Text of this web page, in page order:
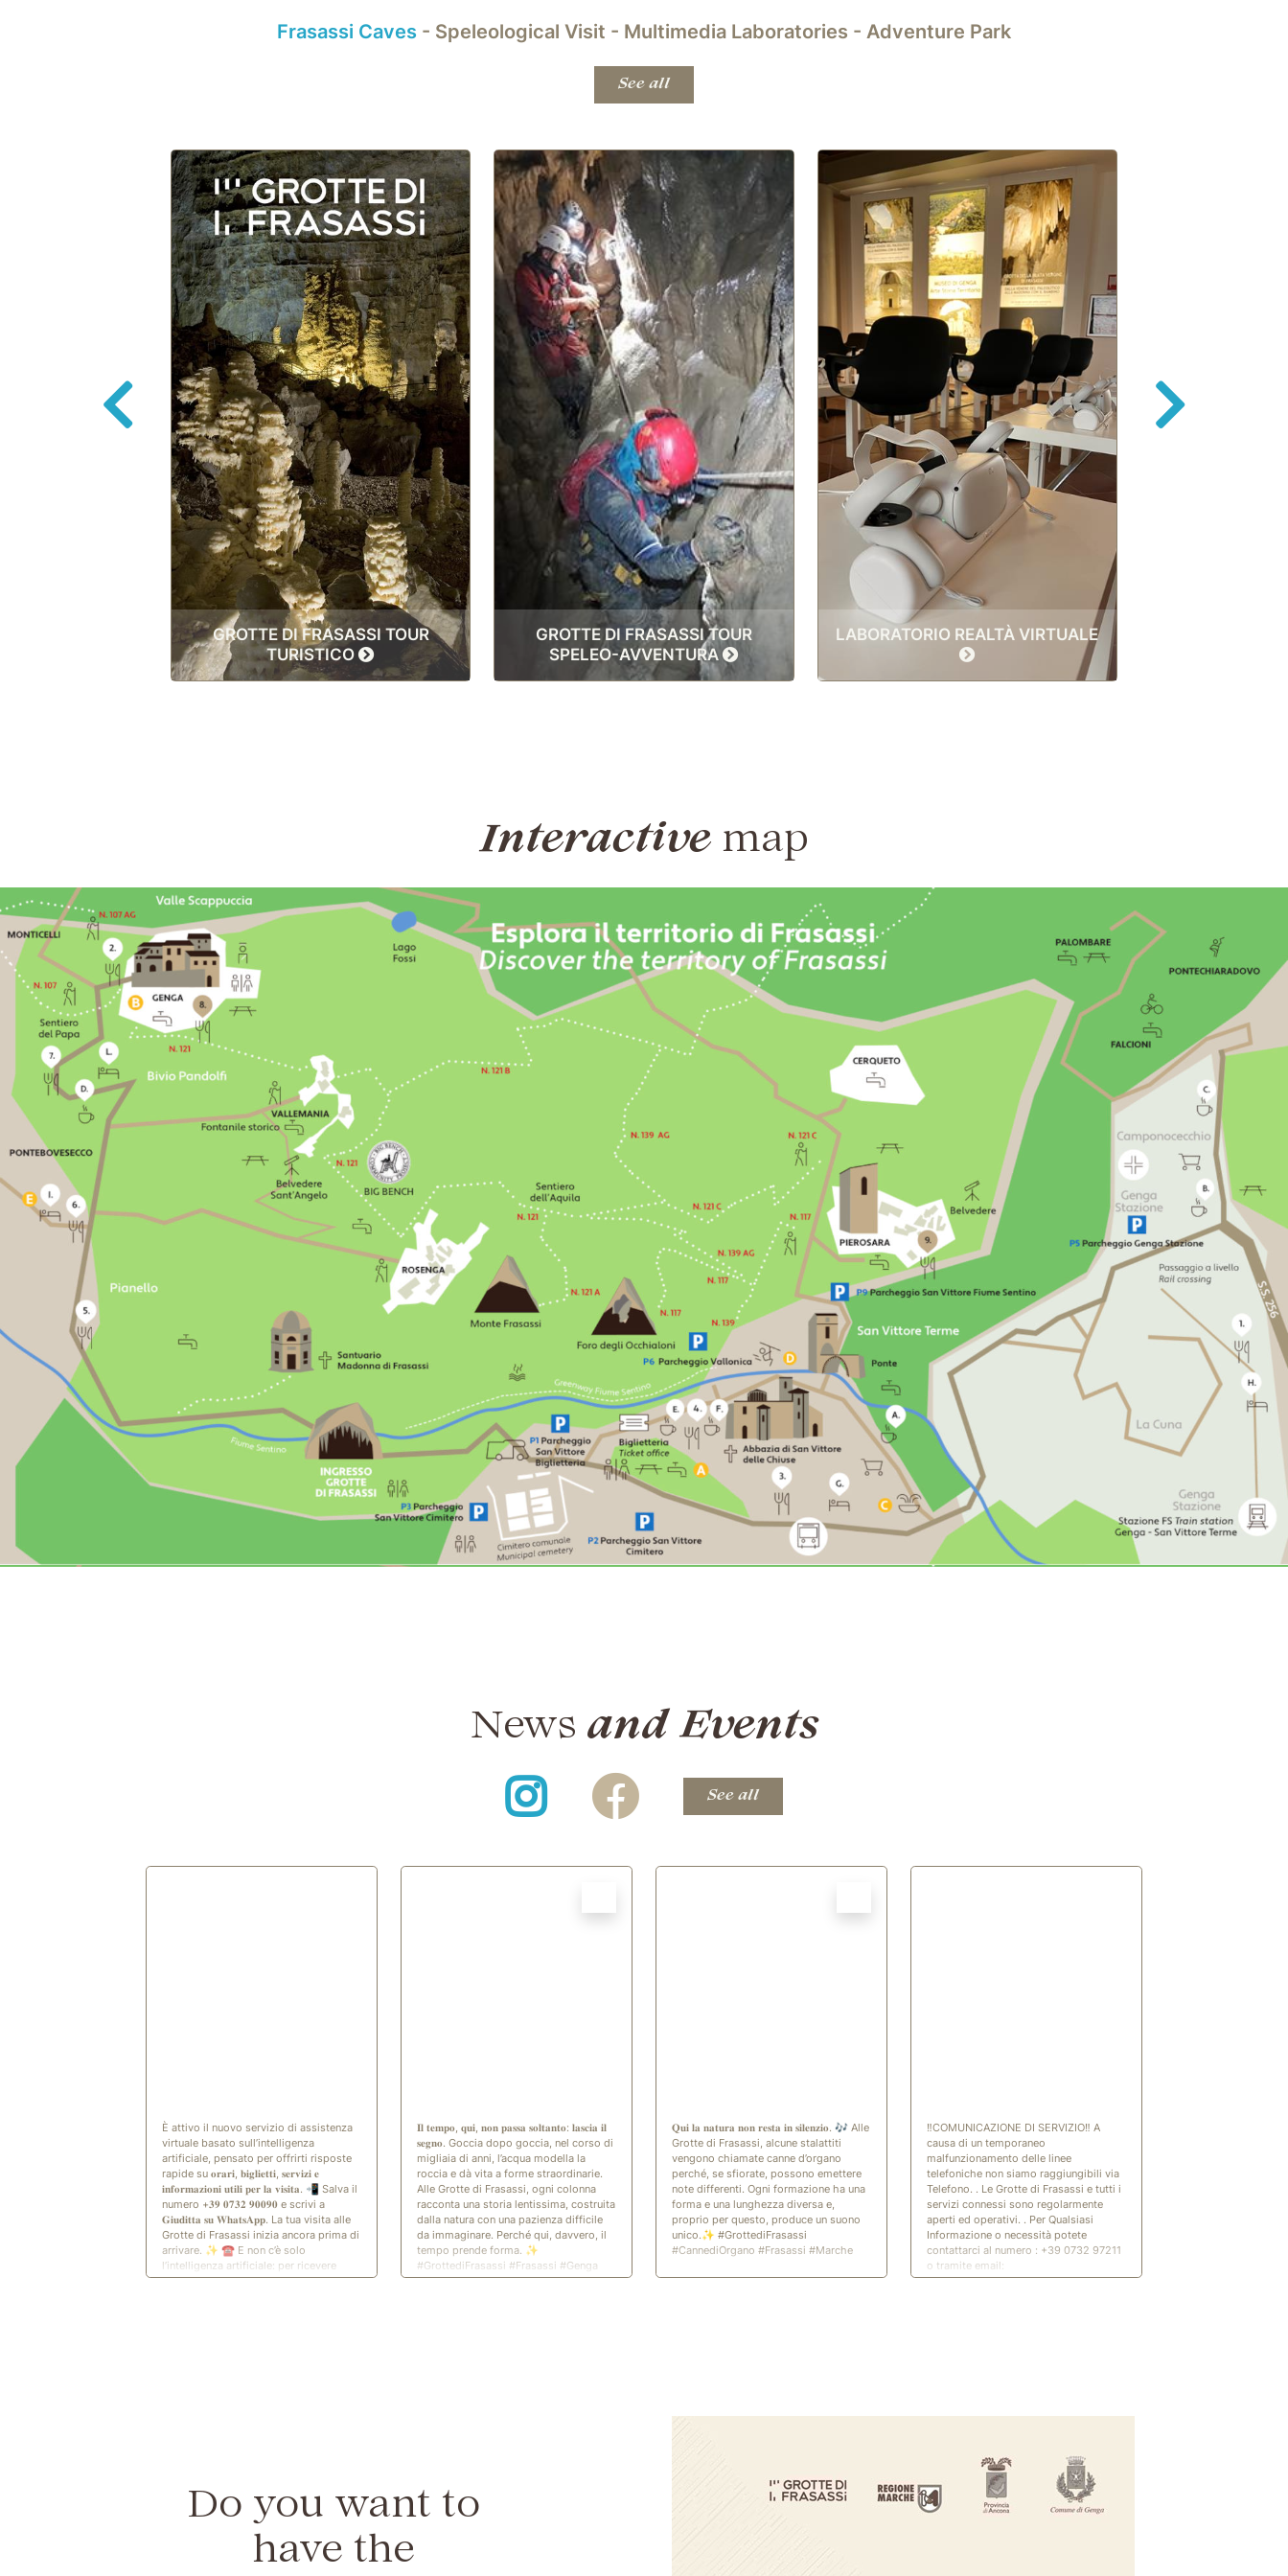
Frasassi Caves - Speleological Visit - Multimedia Laboratories - Adventure Park
See all
GROTTE DI FRASASSI TOUR
TURISTICO
GROTTE DI FRASASSI TOUR
SPELEO-AVVENTURA
LABORATORIO REALTÀ VIRTUALE
Interactivemap
News and Events
Instagram Facebook
See all
È attivo il nuovo servizio di assistenza
virtuale basato sull’intelligenza
artificiale, pensato per offrirti risposte
rapide su 𝐨𝐫𝐚𝐫𝐢, 𝐛𝐢𝐠𝐥𝐢𝐞𝐭𝐭𝐢, 𝐬𝐞𝐫𝐯𝐢𝐳𝐢 𝐞
𝐢𝐧𝐟𝐨𝐫𝐦𝐚𝐳𝐢𝐨𝐧𝐢 𝐮𝐭𝐢𝐥𝐢 𝐩𝐞𝐫 𝐥𝐚 𝐯𝐢𝐬𝐢𝐭𝐚. 📲 Salva il
numero +𝟑𝟗 𝟎𝟕𝟑𝟐 𝟗𝟎𝟎𝟗𝟎 e scrivi a
𝐆𝐢𝐮𝐝𝐢𝐭𝐭𝐚 𝐬𝐮 𝐖𝐡𝐚𝐭𝐬𝐀𝐩𝐩. La tua visita alle
Grotte di Frasassi inizia ancora prima di
arrivare. ✨ ☎️ E non c’è solo
l’intelligenza artificiale: per ricevere
supporto e parlare direttamente con il
(opening in new window)
𝐈𝐥 𝐭𝐞𝐦𝐩𝐨, 𝐪𝐮𝐢, 𝐧𝐨𝐧 𝐩𝐚𝐬𝐬𝐚 𝐬𝐨𝐥𝐭𝐚𝐧𝐭𝐨: 𝐥𝐚𝐬𝐜𝐢𝐚 𝐢𝐥
𝐬𝐞𝐠𝐧𝐨. Goccia dopo goccia, nel corso di
migliaia di anni, l’acqua modella la
roccia e dà vita a forme straordinarie.
Alle Grotte di Frasassi, ogni colonna
racconta una storia lentissima, costruita
dalla natura con una pazienza difficile
da immaginare. Perché qui, davvero, il
tempo prende forma. ✨
#GrottediFrasassi #Frasassi #Genga
#Marche
(opening in new window)
𝐐𝐮𝐢 𝐥𝐚 𝐧𝐚𝐭𝐮𝐫𝐚 𝐧𝐨𝐧 𝐫𝐞𝐬𝐭𝐚 𝐢𝐧 𝐬𝐢𝐥𝐞𝐧𝐳𝐢𝐨. 🎶 Alle
Grotte di Frasassi, alcune stalattiti
vengono chiamate canne d’organo
perché, se sfiorate, possono emettere
note differenti. Ogni formazione ha una
forma e una lunghezza diversa e,
proprio per questo, produce un suono
unico.✨ #GrottediFrasassi
#CannediOrgano #Frasassi #Marche
(opening in new window)
‼️COMUNICAZIONE DI SERVIZIO‼️ A
causa di un temporaneo
malfunzionamento delle linee
telefoniche non siamo raggiungibili via
Telefono. . Le Grotte di Frasassi e tutti i
servizi connessi sono regolarmente
aperti ed operativi. . Per Qualsiasi
Informazione o necessità potete
contattarci al numero : +39 0732 97211
o tramite email:
segreteria@frasassi.com
Do you want to
have the